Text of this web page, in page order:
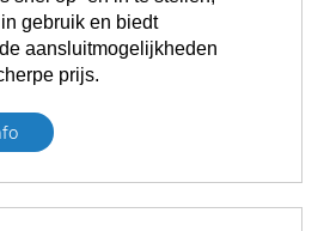
gebruik en biedt
aansluitmogelijkheden
prijs.